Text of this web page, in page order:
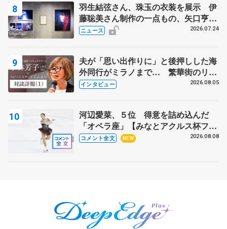
羽生結弦さん、珠玉の衣装を展示 伊
藤聡美さん制作の一点もの、矢口亨さ
んが撮影
ニュース 2026.07.24
夫が「思い出作りに」と後押しした海
外同行がミラノまで… 繁華街のリン
クでは不良のお兄さんも味方に 小林
インタビュー 2026.08.05
河辺愛菜、５位 得意を詰め込んだ
「オペラ座」【みなとアクルス杯フリ
ー】
コメント全文 NEW 2026.08.08